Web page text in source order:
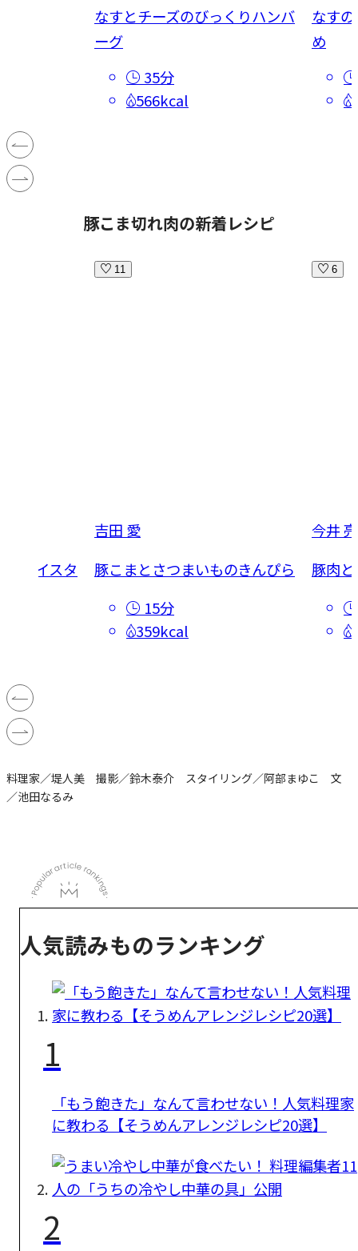
なすとチーズのびっくりハンバ
ーグ
35分
566kcal
なす
め
豚こま切れ肉の新着レシピ
オイスタ
11
吉田 愛
豚こまとさつまいものきんぴら
15分
359kcal
6
今井 亮
豚肉
料理家／堤人美 撮影／鈴木泰介 スタイリング／阿部まゆこ 文
／池田なるみ
人気読みものランキング
1
「もう飽きた」なんて言わせない！人気料理家
に教わる【そうめんアレンジレシピ20選】
2